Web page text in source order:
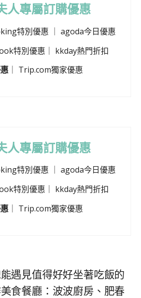
人專屬訂購優惠
特別優惠
agoda今日優惠
特別優惠 ｜ kkday熱門折扣
Trip.com獨家優惠
人專屬訂購優惠
特別優惠
agoda今日優惠
特別優惠
kkday熱門折扣
Trip.com獨家優惠
遇見值得好好坐著吃飯的
食餐廳：波波廚房、肥春